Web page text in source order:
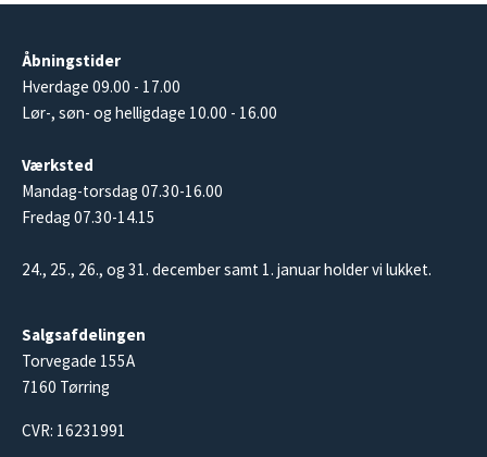
Åbningstider
Hverdage 09.00 - 17.00
Lør-, søn- og helligdage 10.00 - 16.00
Værksted
Mandag-torsdag 07.30-16.00
Fredag 07.30-14.15
24., 25., 26., og 31. december samt 1. januar holder vi lukket.
Salgsafdelingen
Torvegade 155A
7160 Tørring
CVR: 16231991